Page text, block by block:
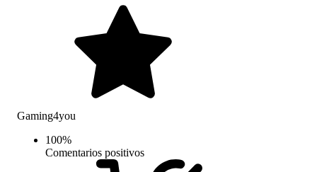
Gaming4you
100%
Comentarios positivos